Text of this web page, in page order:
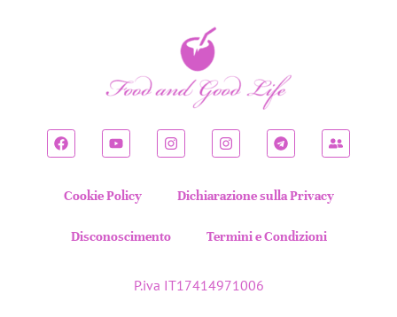
Cookie Policy Dichiarazione sulla Privacy
Disconoscimento Termini e Condizioni
P.iva IT17414971006